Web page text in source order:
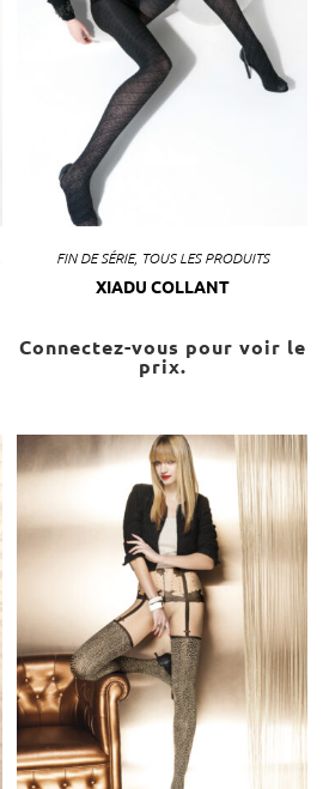
FIN DE SÉRIE, TOUS LES PRODUITS
XIADU COLLANT
Connectez-vous pour voir le
prix.